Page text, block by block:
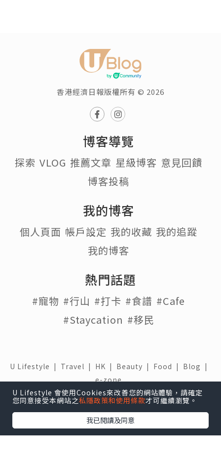
香港經濟日報版權所有 © 2026
博客導覽
探索 VLOG 推薦文章 星級博客 意見回饋
博客投稿
我的博客
個人頁面 帳戶設定 我的收藏 我的追蹤
我的博客
熱門話題
#寵物 #行山 #打卡 #食譜 #Cafe
#Staycation #移民
U Lifestyle | Travel | HK | Beauty | Food | Blog |
e-zone
關於我們 |免責聲明 |使用條款 |私隱政策 |招聘人才 |
聯絡我們
下載 U Lifestyle應用程式
U Lifestyle 會使用Cookies來改善您的網站體驗，請確定
您同意接受本網站之私隱政策和使用條款才可繼續瀏覽。
我已閱讀及同意